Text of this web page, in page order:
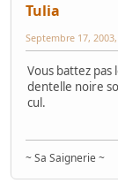
Tulia
Septembre 17,
Vous battez pas
dentelle noire
cul.
~ Sa Saignerie ~